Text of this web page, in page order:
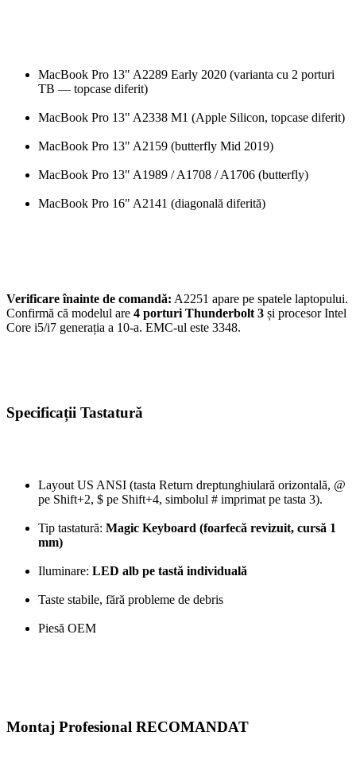
MacBook Pro 13" A2289 Early 2020 (varianta cu 2 porturi
TB — topcase diferit)
MacBook Pro 13" A2338 M1 (Apple Silicon, topcase diferit)
MacBook Pro 13" A2159 (butterfly Mid 2019)
MacBook Pro 13" A1989 / A1708 / A1706 (butterfly)
MacBook Pro 16" A2141 (diagonală diferită)
Verificare înainte de comandă: A2251 apare pe spatele laptopului.
Confirmă că modelul are 4 porturi Thunderbolt 3 și procesor Intel
Core i5/i7 generația a 10-a. EMC-ul este 3348.
Specificații Tastatură
Layout US ANSI (tasta Return dreptunghiulară orizontală, @
pe Shift+2, $ pe Shift+4, simbolul # imprimat pe tasta 3).
Tip tastatură: Magic Keyboard (foarfecă revizuit, cursă 1
mm)
Iluminare: LED alb pe tastă individuală
Taste stabile, fără probleme de debris
Piesă OEM
Montaj Profesional RECOMANDAT